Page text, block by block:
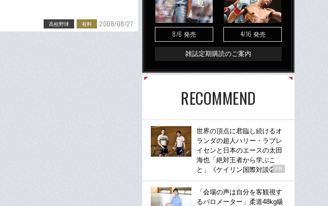
高校野球 有料 2008/08/27
8/6 発売 4/16 発売
雑誌定期購読のご案内
RECOMMEND
世界の頂点に君臨し続けるオ
ランダの超人ハリー・ラブレ
イセンと日本のエースの太田
海也「絶対王者から学ぶこ
と」《ケイリン国際対談②》
PR
「会場の声は自分を客観視す
るバロメーター」柔道48kg級